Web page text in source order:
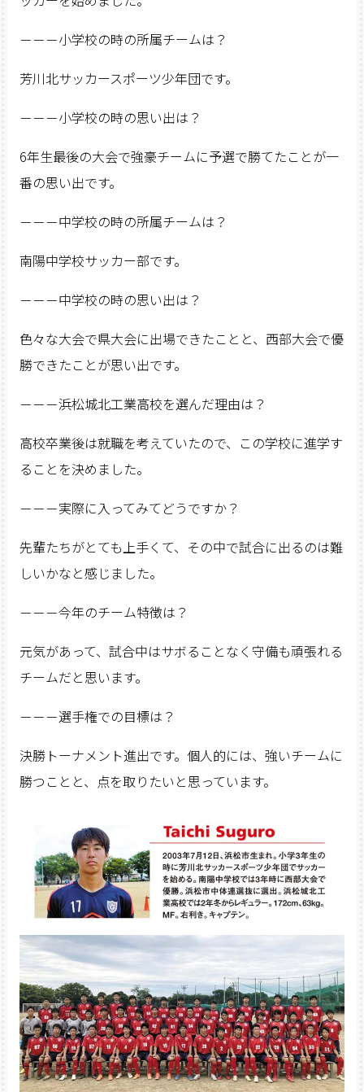
－－－小学校の時の所属チームは？
芳川北サッカースポーツ少年団です。
－－－小学校の時の思い出は？
6年生最後の大会で強豪チームに予選で勝てたことが一
番の思い出です。
－－－中学校の時の所属チームは？
南陽中学校サッカー部です。
－－－中学校の時の思い出は？
色々な大会で県大会に出場できたことと、西部大会で優
勝できたことが思い出です。
－－－浜松城北工業高校を選んだ理由は？
高校卒業後は就職を考えていたので、この学校に進学す
ることを決めました。
－－－実際に入ってみてどうですか？
先輩たちがとても上手くて、その中で試合に出るのは難
しいかなと感じました。
－－－今年のチーム特徴は？
元気があって、試合中はサボることなく守備も頑張れる
チームだと思います。
－－－選手権での目標は？
決勝トーナメント進出です。個人的には、強いチームに
勝つことと、点を取りたいと思っています。